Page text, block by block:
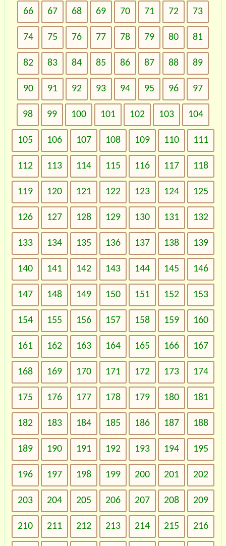
66 67 68 69 70 71 72 73
74 75 76 77 78 79 80 81
82 83 84 85 86 87 88 89
90 91 92 93 94 95 96 97
98 99 100 101 102 103 104
105 106 107 108 109 110 111
112 113 114 115 116 117 118
119 120 121 122 123 124 125
126 127 128 129 130 131 132
133 134 135 136 137 138 139
140 141 142 143 144 145 146
147 148 149 150 151 152 153
154 155 156 157 158 159 160
161 162 163 164 165 166 167
168 169 170 171 172 173 174
175 176 177 178 179 180 181
182 183 184 185 186 187 188
189 190 191 192 193 194 195
196 197 198 199 200 201 202
203 204 205 206 207 208 209
210 211 212 213 214 215 216